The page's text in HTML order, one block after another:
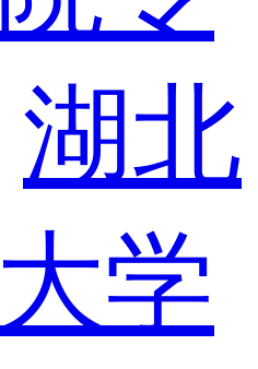
湖北
学